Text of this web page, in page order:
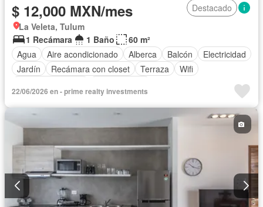
$ 12,000 MXN/mes
Destacado
La Veleta, Tulum
1 Recámara
1 Baño
60 m²
Agua
Aire acondicionado Alberca Balcón
Electricidad
Jardín
Recámara con closet Terraza
Wifi
Completamente amueblado
22/06/2026 en - prime realty investments